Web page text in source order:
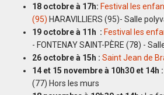
18 octobre à 17h: Festival les
(95) HARAVILLIERS (95)- Salle
19 octobre à 11h : Festival les
- FONTENAY SAINT-PÈRE (78) -
26 octobre à 15h : Saint Jean de
14 et 15 novembre à 10h30 et 14h :
(77) Hors les murs